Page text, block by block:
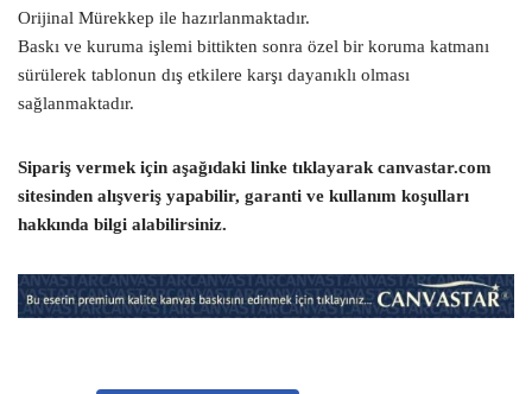
Orijinal Mürekkep ile hazırlanmaktadır.
Baskı ve kuruma işlemi bittikten sonra özel bir koruma katmanı
sürülerek tablonun dış etkilere karşı dayanıklı olması
sağlanmaktadır.
Sipariş vermek için aşağıdaki linke tıklayarak canvastar.com
sitesinden alışveriş yapabilir, garanti ve kullanım koşulları
hakkında bilgi alabilirsiniz.